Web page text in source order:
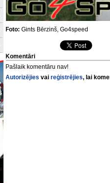
Foto: Gints Bērzinš, Go4speed
Komentāri
Pašlaik komentāru nav!
Autorizējies vaireģistrējies, lai